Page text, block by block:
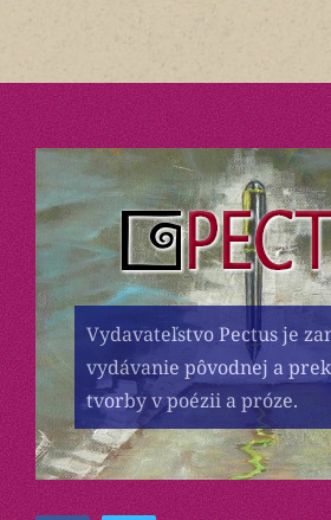
Vydavateľstvo Pectus je
vydávanie pôvodnej a
tvorby v poézii a próze.